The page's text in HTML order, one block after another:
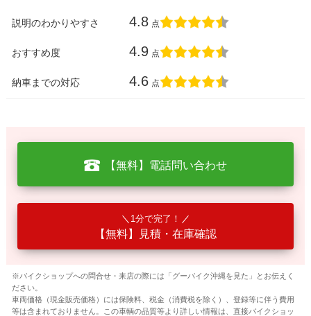
説明のわかりやすさ 4.8 点
おすすめ度 4.9 点
納車までの対応 4.6 点
【無料】電話問い合わせ
1分で完了！
【無料】見積・在庫確認
※バイクショップへの問合せ・来店の際には「グーバイク沖縄を見た」とお伝えく
ださい。
車両価格（現金販売価格）には保険料、税金（消費税を除く）、登録等に伴う費用
等は含まれておりません。この車輌の品質等より詳しい情報は、直接バイクショッ